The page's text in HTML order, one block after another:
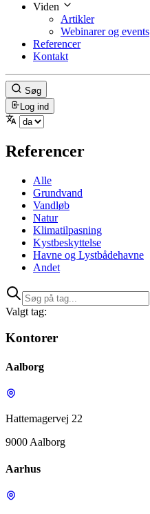
Viden
Artikler
Webinarer og events
Referencer
Kontakt
Søg
Log ind
Referencer
Alle
Grundvand
Vandløb
Natur
Klimatilpasning
Kystbeskyttelse
Havne og Lystbådehavne
Andet
Valgt tag:
Kontorer
Aalborg
Hattemagervej 22
9000 Aalborg
Aarhus